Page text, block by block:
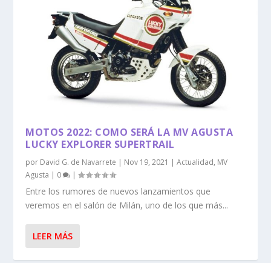
MOTOS 2022: COMO SERÁ LA MV AGUSTA
LUCKY EXPLORER SUPERTRAIL
por David G. de Navarrete | Nov 19, 2021 |Actualidad, MV
Agusta | 0 |
Entre los rumores de nuevos lanzamientos que
veremos en el salón de Milán, uno de los que más...
LEER MÁS